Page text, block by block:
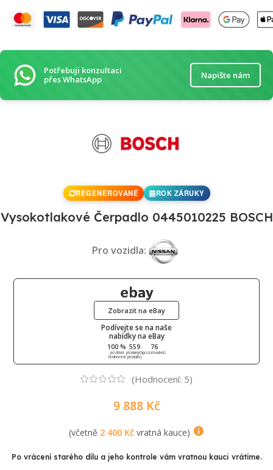
Potřebuji konzultaci
přes WhatsApp
Napište nám
REGENEROVANÉ ROK ZÁRUKY
Vysokotlakové Čerpadlo 0445010225 BOSCH
Pro vozidla:
Podívejte se na naše
nabídky na eBay
100 %
pozitivní
hodnocení
559
prodaných
produktů
76
pozorovatelů
Zobrazit na eBay
(Hodnocení: 5)
9 888 Kč
(včetně 2 400 Kčvratná kauce)
Po vrácení starého dílu a jeho kontrole vám vratnou kauci vrátíme.